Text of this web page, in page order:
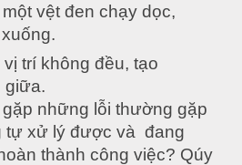
vệt đen chạy dọc,
trí không đều, tạo
giữa.
những lỗi thường gặp
tự xử lý được và  đang
thành công việc? Qúy